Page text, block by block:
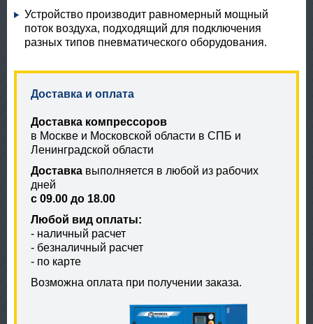
Устройство производит равномерный мощный
поток воздуха, подходящий для подключения
разных типов пневматического оборудования.
Доставка и оплата
Доставка компрессоров
в Москве и Московской области в СПБ и
Ленинградской области
Доставка выполняется в любой из рабочих
дней
с 09.00 до 18.00
Любой вид оплаты:
- наличный расчет
- безналичный расчет
- по карте
Возможна оплата при получении заказа.